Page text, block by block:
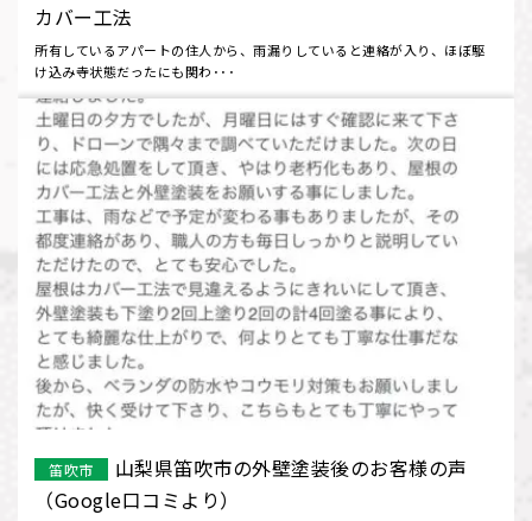
カバー工法
所有しているアパートの住人から、雨漏りしていると連絡が入り、ほぼ駆
け込み寺状態だったにも関わ･･･
笛吹市
山梨県笛吹市の外壁塗装後のお客様の声
（Google口コミより）